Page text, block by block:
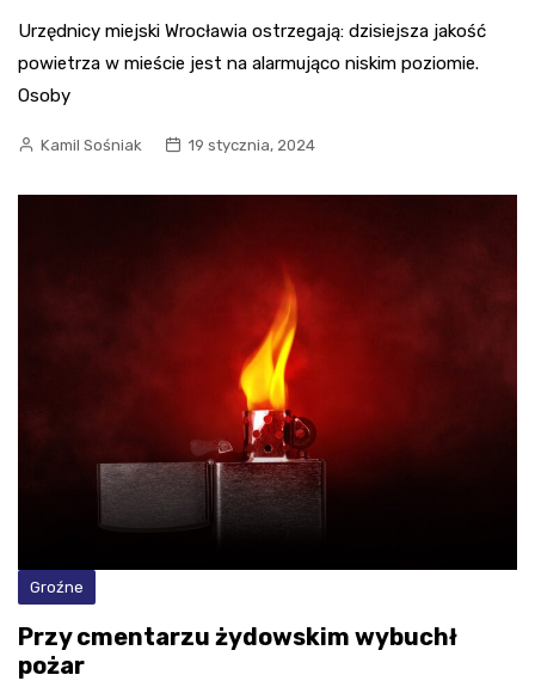
Urzędnicy miejski Wrocławia ostrzegają: dzisiejsza jakość
powietrza w mieście jest na alarmująco niskim poziomie.
Osoby
Kamil Sośniak 19 stycznia, 2024
Groźne
Przy cmentarzu żydowskim wybuchł
pożar